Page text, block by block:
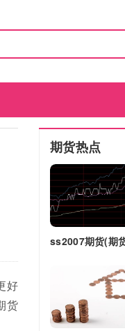
好
货
期货热点